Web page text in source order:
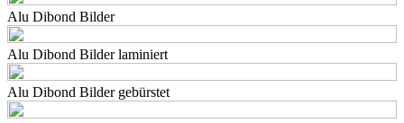
Alu Dibond Bilder
Alu Dibond Bilder laminiert
Alu Dibond Bilder gebürstet